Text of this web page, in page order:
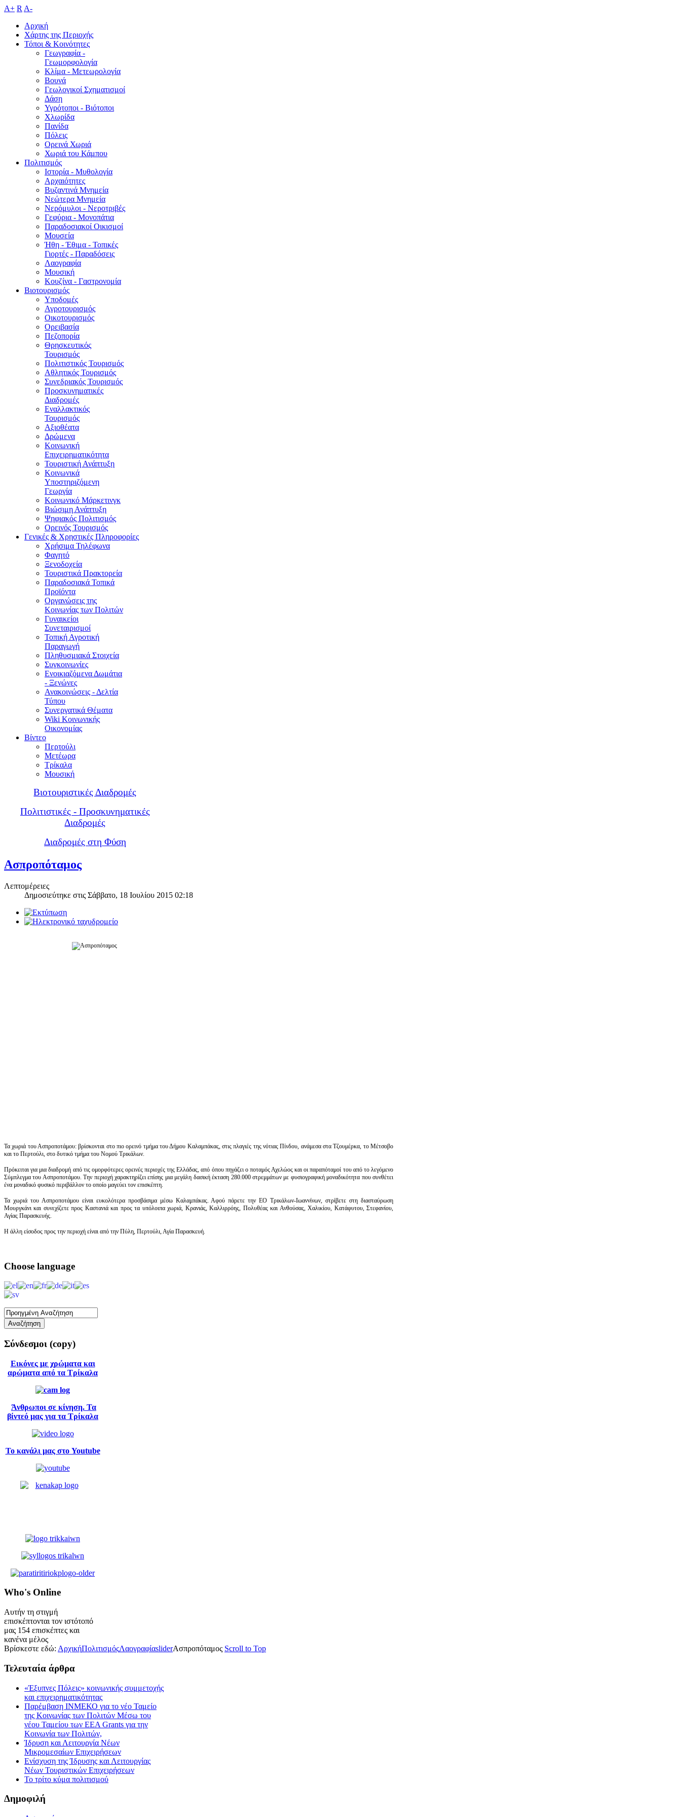
A+ R A-
Αρχική
Χάρτης της Περιοχής
Τόποι & Κοινότητες
Γεωγραφία -
Γεωμορφολογία
Κλίμα - Mετεωρολογία
Βουνά
Γεωλογικοί Σχηματισμοί
Δάση
Υγρότοποι - Βιότοποι
Χλωρίδα
Πανίδα
Πόλεις
Ορεινά Χωριά
Χωριά του Κάμπου
Πολιτισμός
Ιστορία - Μυθολογία
Αρχαιότητες
Βυζαντινά Μνημεία
Νεώτερα Μνημεία
Νερόμυλοι - Nεροτριβές
Γεφύρια - Μονοπάτια
Παραδοσιακοί Οικισμοί
Μουσεία
Ήθη - Έθιμα - Τοπικές
Γιορτές - Παραδόσεις
Λαογραφία
Μουσική
Κουζίνα - Γαστρονομία
Βιοτουρισμός
Υποδομές
Αγροτουρισμός
Οικοτουρισμός
Ορειβασία
Πεζοπορία
Θρησκευτικός
Τουρισμός
Πολιτιστικός Τουρισμός
Αθλητικός Τουρισμός
Συνεδριακός Τουρισμός
Προσκυνηματικές
Διαδρομές
Εναλλακτικός
Τουρισμός
Αξιοθέατα
Δρώμενα
Κοινωνική
Επιχειρηματικότητα
Τουριστική Ανάπτυξη
Κοινωνικά
Υποστηριζόμενη
Γεωργία
Κοινωνικό Μάρκετινγκ
Βιώσιμη Ανάπτυξη
Ψηφιακός Πολιτισμός
Ορεινός Τουρισμός
Γενικές & Χρηστικές Πληροφορίες
Χρήσιμα Τηλέφωνα
Φαγητό
Ξενοδοχεία
Τουριστικά Πρακτορεία
Παραδοσιακά Τοπικά
Προϊόντα
Οργανώσεις της
Κοινωνίας των Πολιτών
Γυναικείοι
Συνεταιρισμοί
Τοπική Αγροτική
Παραγωγή
Πληθυσμιακά Στοιχεία
Συγκοινωνίες
Ενοικιαζόμενα Δωμάτια
- Ξενώνες
Ανακοινώσεις - Δελτία
Τύπου
Συνεργατικά Θέματα
Wiki Κοινωνικής
Οικονομίας
Βίντεο
Περτούλι
Μετέωρα
Τρίκαλα
Μουσική
Βιοτουριστικές Διαδρομές
Πολιτιστικές - Προσκυνηματικές
Διαδρομές
Διαδρομές στη Φύση
Ασπροπόταμος
Λεπτομέρειες
Δημοσιεύτηκε στις Σάββατο, 18 Ιουλίου 2015 02:18
Τα χωριά του Ασπροποτάμου: βρίσκονται στο πιο ορεινό τμήμα του Δήμου Καλαμπάκας, στις πλαγιές της νότιας Πίνδου, ανάμεσα στα Τζουμέρκα, το Μέτσοβο
και το Περτούλι, στο δυτικό τμήμα του Νομού Τρικάλων.
Πρόκειται για μια διαδρομή από τις ομορφότερες ορεινές περιοχές της Ελλάδας, από όπου πηγάζει ο ποταμός Αχελώος και οι παραπόταμοί του από το λεγόμενο
Σύμπλεγμα του Ασπροποτάμου. Την περιοχή χαρακτηρίζει επίσης μια μεγάλη δασική έκταση 280.000 στρεμμάτων με φυσιογραφική μοναδικότητα που συνθέτει
ένα μοναδικό φυσικό περιβάλλον το οποίο μαγεύει τον επισκέπτη.
Τα χωριά του Ασπροποτάμου είναι ευκολότερα προσβάσιμα μέσω Καλαμπάκας. Αφού πάρετε την ΕΟ Τρικάλων-Ιωαννίνων, στρίβετε στη διασταύρωση
Μουργκάνι και συνεχίζετε προς Καστανιά και προς τα υπόλοιπα χωριά, Κρανιάς, Καλλιρρόης, Πολυθέας και Ανθούσας, Χαλικίου, Κατάφυτου, Στεφανίου,
Αγίας Παρασκευής.
Η άλλη είσοδος προς την περιοχή είναι από την Πύλη, Περτούλι, Αγία Παρασκευή.
Choose language
Σύνδεσμοι (copy)
Εικόνες με χρώματα και
αρώματα από τα Τρίκαλα
Άνθρωποι σε κίνηση. Τα
βίντεό μας για τα Τρίκαλα
Το κανάλι μας στο Youtube
Who's Online
Αυτήν τη στιγμή
επισκέπτονται τον ιστότοπό
μας 154 επισκέπτες και
κανένα μέλος
Βρίσκεστε εδώ: ΑρχικήΠολιτισμόςΛαογραφίαsliderΑσπροπόταμος Scroll to Top
Τελευταία άρθρα
«Έξυπνες Πόλεις» κοινωνικής συμμετοχής
και επιχειρηματικότητας
Παρέμβαση ΙΝΜΕΚΟ για το νέο Ταμείο
της Κοινωνίας των Πολιτών Μέσω του
νέου Ταμείου των ΕΕΑ Grants για την
Κοινωνία των Πολιτών,
Ίδρυση και Λειτουργία Νέων
Μικρομεσαίων Επιχειρήσεων
Ενίσχυση της Ίδρυσης και Λειτουργίας
Νέων Τουριστικών Επιχειρήσεων
Το τρίτο κύμα πολιτισμού
Δημοφιλή